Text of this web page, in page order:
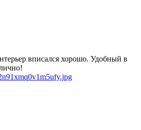
вписался хорошо. Удобный в